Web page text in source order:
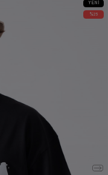
YENI
ÜRÜN
25